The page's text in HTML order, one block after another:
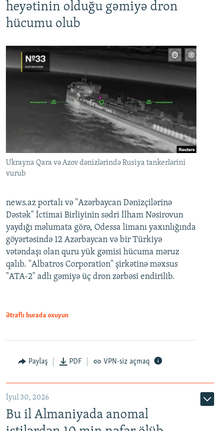
heyətinin olduğu gəmiyə dron
hücumu olub
Ukrayna Qara və Azov dənizlərində Rusiya tankerlərini
vurub
news.az portalı və "Azərbaycan Dənizçilərinə
Dəstək" İctimai Birliyinin sədri İlham Nəsirovun
yaydığı məlumata görə, Odessa limanı yaxınlığında
göyərtəsində 12 Azərbaycan və bir Türkiyə
vətəndaşı olan quru yük gəmisi hücuma məruz
qalıb. "Albatros Corporation" şirkətinə məxsus
"ATA-2" adlı gəmiyə üç dron zərbəsi endirilib.
Ətraflı burada oxuyun
Paylaş PDF VPN-siz açmaq
İyul 30, 2026
Bu il Almaniyada anomal